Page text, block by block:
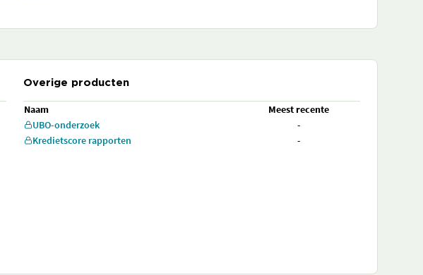
Overige producten
Naam
Meest recente
UBO-onderzoek
-
Kredietscore rapporten
-